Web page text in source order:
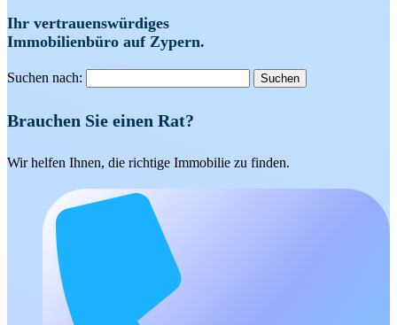
Ihr vertrauenswürdiges
Immobilienbüro auf Zypern.
Suchen nach:
Brauchen Sie einen Rat?
Wir helfen Ihnen, die richtige Immobilie zu finden.